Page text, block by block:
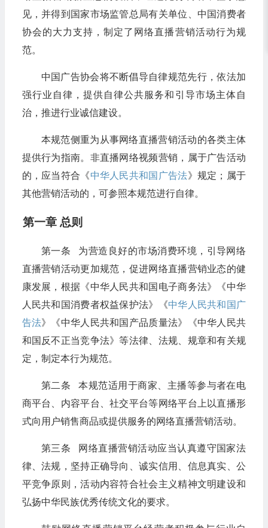
见，并得到国家市场监管总局有关单位、中国消费者
协会的大力支持，制定了网络直播营销活动行为规
范。
中国广告协会将不断倡导自律规范先行，依法加
强行业自律，提供自律公共服务和引导市场主体自
治，推进行业诚信建设。
本规范侧重为从事网络直播营销活动的各类主体
提供行为指南。非直播网络视频营销，属于广告活动
的，应当符合《中华人民共和国广告法》规定；属于
其他营销活动的，可参照本规范进行自律。
第一章 总则
第一条 为营造良好的市场消费环境，引导网络
直播营销活动更加规范，促进网络直播营销业态的健
康发展，根据《中华人民共和国电子商务法》《中华
人民共和国消费者权益保护法》《中华人民共和国广
告法》《中华人民共和国产品质量法》《中华人民共
和国反不正当竞争法》等法律、法规、规章和有关规
定，制定本行为规范。
第二条 本规范适用于商家、主播等参与者在电
商平台、内容平台、社交平台等网络平台上以直播形
式向用户销售商品或提供服务的网络直播营销活动。
第三条 网络直播营销活动应当认真遵守国家法
律、法规，坚持正确导向、诚实信用、信息真实、公
平竞争原则，活动内容符合社会主义精神文明建设和
弘扬中华民族优秀传统文化的要求。